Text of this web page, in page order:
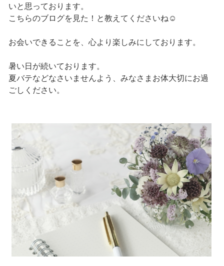
いと思っております。
こちらのブログを見た！と教えてくださいね☺
お会いできることを、心より楽しみにしております。
暑い日が続いております。
夏バテなどなさいませんよう、みなさまお体大切にお過
ごしください。